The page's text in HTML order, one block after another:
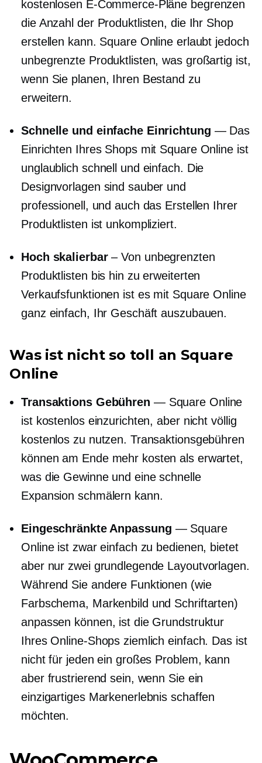
kostenlosen E-Commerce-Pläne begrenzen
die Anzahl der Produktlisten, die Ihr Shop
erstellen kann. Square Online erlaubt jedoch
unbegrenzte Produktlisten, was großartig ist,
wenn Sie planen, Ihren Bestand zu
erweitern.
Schnelle und einfache Einrichtung — Das
Einrichten Ihres Shops mit Square Online ist
unglaublich schnell und einfach. Die
Designvorlagen sind sauber und
professionell, und auch das Erstellen Ihrer
Produktlisten ist unkompliziert.
Hoch skalierbar– Von unbegrenzten
Produktlisten bis hin zu erweiterten
Verkaufsfunktionen ist es mit Square Online
ganz einfach, Ihr Geschäft auszubauen.
Was ist nicht so toll an Square
Online
Transaktions Gebühren — Square Online
ist kostenlos einzurichten, aber nicht völlig
kostenlos zu nutzen. Transaktionsgebühren
können am Ende mehr kosten als erwartet,
was die Gewinne und eine schnelle
Expansion schmälern kann.
Eingeschränkte Anpassung — Square
Online ist zwar einfach zu bedienen, bietet
aber nur zwei grundlegende Layoutvorlagen.
Während Sie andere Funktionen (wie
Farbschema, Markenbild und Schriftarten)
anpassen können, ist die Grundstruktur
Ihres Online-Shops ziemlich einfach. Das ist
nicht für jeden ein großes Problem, kann
aber frustrierend sein, wenn Sie ein
einzigartiges Markenerlebnis schaffen
möchten.